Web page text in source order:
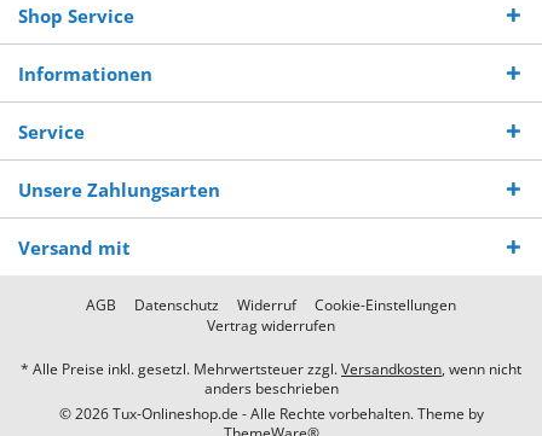
Shop Service
Informationen
Service
Unsere Zahlungsarten
Versand mit
AGB Datenschutz Widerruf
Cookie-Einstellungen
Vertrag widerrufen
* Alle Preise inkl. gesetzl. Mehrwertsteuer zzgl.Versandkosten, wenn nicht
anders beschrieben
© 2026 Tux-Onlineshop.de - Alle Rechte vorbehalten. Theme by